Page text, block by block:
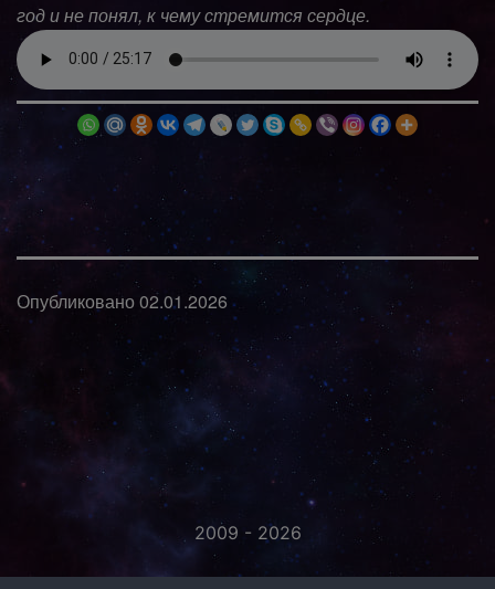
год и не понял, к чему стремится сердце.
Опубликовано02.01.2026
2009 - 2026